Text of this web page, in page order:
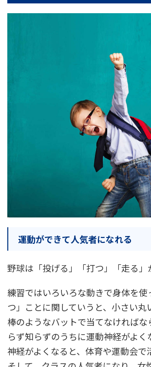
運動ができて人気者になれる
野球は「投げる」「打つ」「走る」
練習ではいろいろな動きで身体を使
つ」ことに関していうと、小さい丸
棒のようなバットで当てなければな
らず知らずのうちに運動神経がよく
神経がよくなると、体育や運動会で